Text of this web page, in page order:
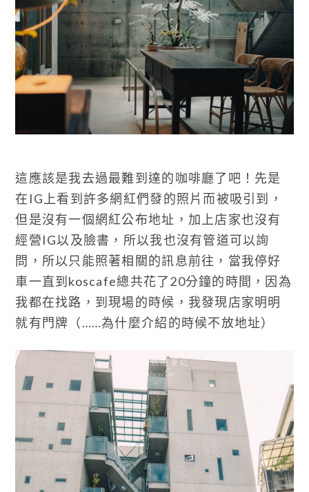
這應該是我去過最難到達的咖啡廳了吧！先是
在IG上看到許多網紅們發的照片而被吸引到，
但是沒有一個網紅公布地址，加上店家也沒有
經營IG以及臉書，所以我也沒有管道可以詢
問，所以只能照著相關的訊息前往，當我停好
車一直到koscafe總共花了20分鐘的時間，因為
我都在找路，到現場的時候，我發現店家明明
就有門牌（……為什麼介紹的時候不放地址）